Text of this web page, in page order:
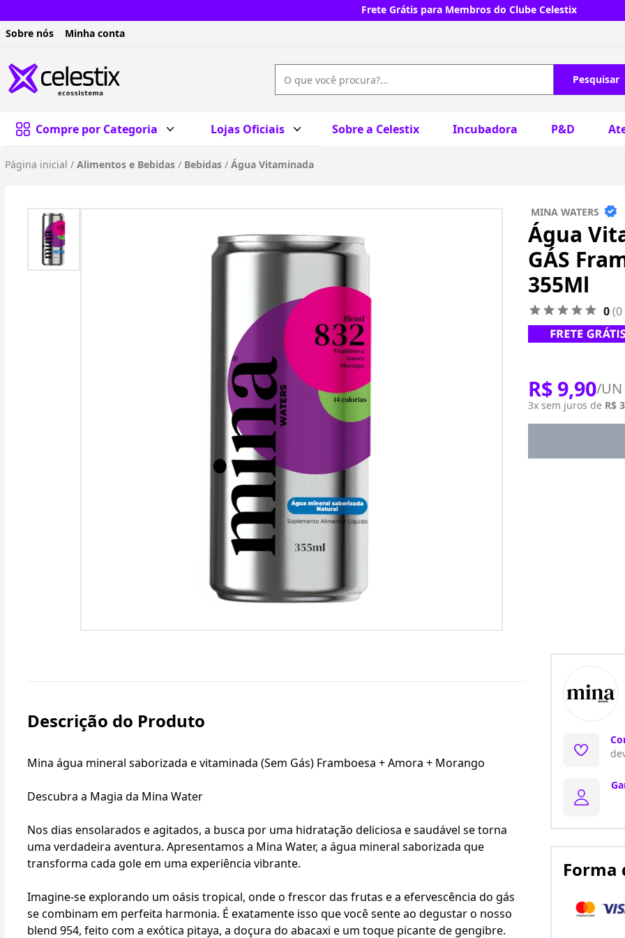
Frete Grátis para Membros do Clube Celestix
Sobre nós
Minha conta
Pesquisar
Compre por Categoria Lojas Oficiais Sobre a Celestix Incubadora P&D
Página inicial / Alimentos e Bebidas / Bebidas / Água Vitaminada
MINA WATERS
Água
GÁS
355Ml
0(0
R$ 9,90/UN
3x sem juros de R$
Descrição do Produto
Mina água mineral saborizada e vitaminada (Sem Gás) Framboesa + Amora + Morango
Descubra a Magia da Mina Water
Nos dias ensolarados e agitados, a busca por uma hidratação deliciosa e saudável se torna
uma verdadeira aventura. Apresentamos a Mina Water, a água mineral saborizada que
transforma cada gole em uma experiência vibrante.
Imagine-se explorando um oásis tropical, onde o frescor das frutas e a efervescência do gás
se combinam em perfeita harmonia. É exatamente isso que você sente ao degustar o nosso
blend 954, feito com a exótica pitaya, a doçura do abacaxi e um toque picante de gengibre.
Forma